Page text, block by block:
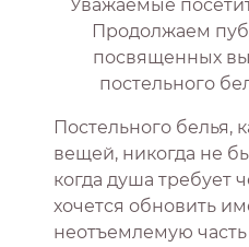
Уважаемые
Продолжаем
посвященных
постельного
Постельного белья,
вещей, никогда не
когда душа требует
хочется обновить
неотъемлемую